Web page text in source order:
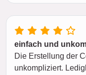
einfach und
Die Erstellung der
unkompliziert.